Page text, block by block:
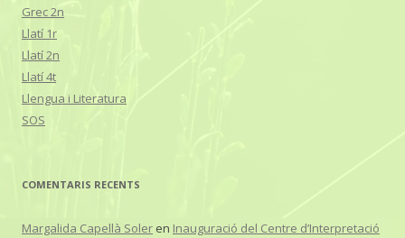
Grec 2n
Llatí 1r
Llatí 2n
Llatí 4t
Llengua i Literatura
SOS
COMENTARIS RECENTS
Margalida Capellà Soler en Inauguració del Centre d’Interpretació